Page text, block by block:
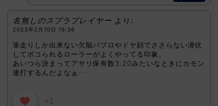
名無しのスプラプレイヤー より:
2023年2月10日 19:36
筆走りしか出来ない欠陥パブロやドヤ顔でささらない潜伏
してボコられるローラーがよくやってる印象。
あいつら決まってアサリ保有数3:20みたいなときにカモン
連打するんだよなぁ···
+1